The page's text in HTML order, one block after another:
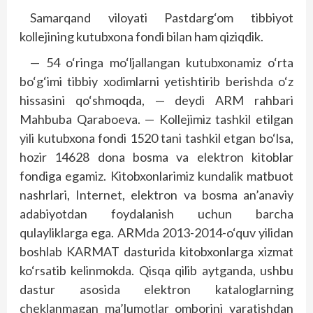
Samarqand viloyati Pastdarg‘om tibbiyot
kollejining kutubxona fondi bilan ham qiziqdik.
— 54 o‘ringa mo‘ljallangan kutubxonamiz o‘rta
bo‘g‘imi tibbiy xodimlarni yetishtirib berishda o‘z
hissasini qo‘shmoqda, — deydi ARM rahbari
Mahbuba Qaraboeva. — Kollejimiz tashkil etilgan
yili kutubxona fondi 1520 tani tashkil etgan bo‘lsa,
hozir 14628 dona bosma va elektron kitoblar
fondiga egamiz. Kitobxonlarimiz kundalik matbuot
nashrlari, Internet, elektron va bosma an’anaviy
adabiyotdan foydalanish uchun barcha
qulayliklarga ega. ARMda 2013-2014-o‘quv yilidan
boshlab KARMAT dasturida kitobxonlarga xizmat
ko‘rsatib kelinmokda. Qisqa qilib aytganda, ushbu
dastur asosida elektron kataloglarning
cheklanmagan ma’lumotlar omborini yaratishdan